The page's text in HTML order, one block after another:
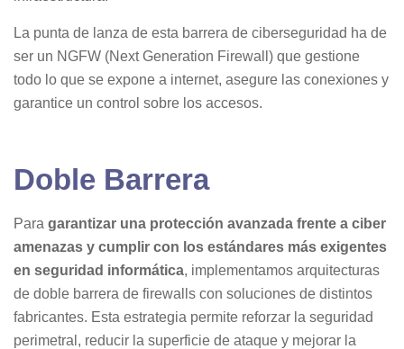
La punta de lanza de esta barrera de ciberseguridad ha de
ser un NGFW (Next Generation Firewall) que gestione
todo lo que se expone a internet, asegure las conexiones y
garantice un control sobre los accesos.
Doble Barrera
Para garantizar una protección avanzada frente a ciber
amenazas y cumplir con los estándares más exigentes
en seguridad informática, implementamos arquitecturas
de doble barrera de firewalls con soluciones de distintos
fabricantes. Esta estrategia permite reforzar la seguridad
perimetral, reducir la superficie de ataque y mejorar la